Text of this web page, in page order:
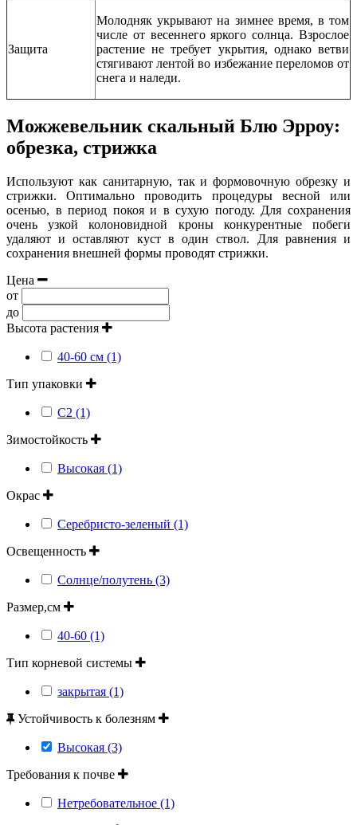
Защита
Молодняк укрывают на зимнее время, в том
числе от весеннего яркого солнца. Взрослое
растение не требует укрытия, однако ветви
стягивают лентой во избежание переломов от
снега и наледи.
Можжевельник скальный Блю Эрроу:
обрезка, стрижка
Используют как санитарную, так и формовочную обрезку и
стрижки. Оптимально проводить процедуры весной или
осенью, в период покоя и в сухую погоду. Для сохранения
очень узкой колоновидной кроны конкурентные побеги
удаляют и оставляют куст в один ствол. Для равнения и
сохранения внешней формы проводят стрижки.
Цена
от
до
Высота растения
40-60 см (1)
Тип упаковки
С2 (1)
Зимостойкость
Высокая (1)
Окрас
Серебристо-зеленый (1)
Освещенность
Солнце/полутень (3)
Размер,см
40-60 (1)
Тип корневой системы
закрытая (1)
Устойчивость к болезням
Высокая (3)
Требования к почве
Нетребовательное (1)